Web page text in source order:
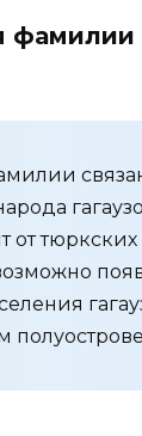
фамилии
от